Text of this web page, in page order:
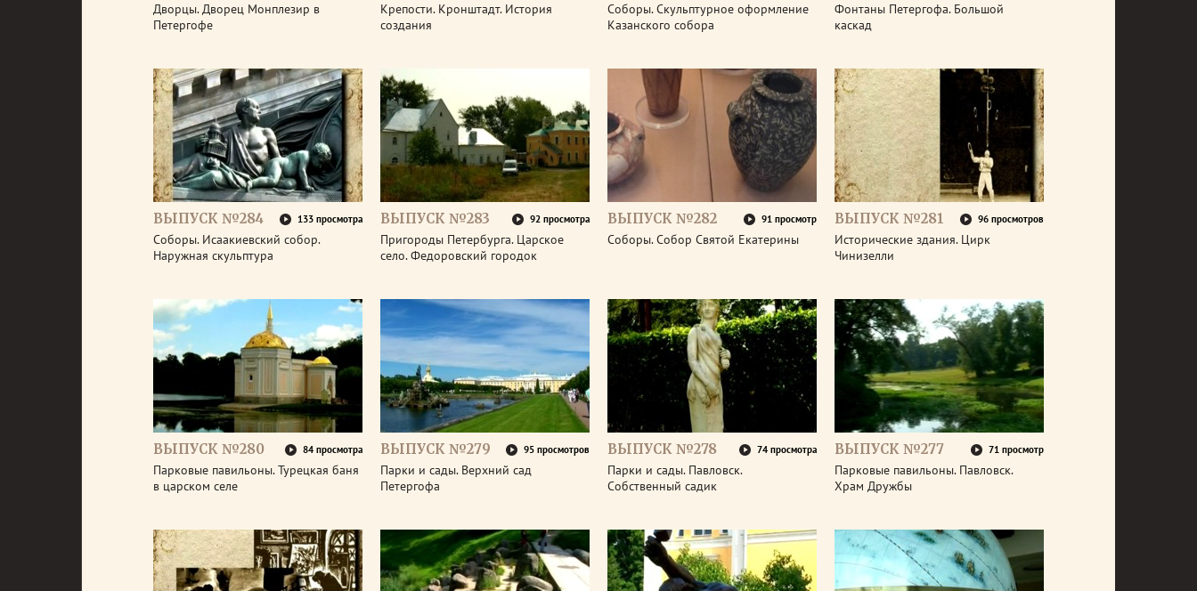
Дворцы. Дворец Монплезир в
Петергофе
Крепости. Кронштадт. История
создания
Соборы. Скульптурное оформление
Казанского собора
Фонтаны Петергофа. Большой
каскад
ВЫПУСК №284 133 просмотра
Соборы. Исаакиевский собор.
Наружная скульптура
ВЫПУСК №283 92 просмотра
Пригороды Петербурга. Царское
село. Федоровский городок
ВЫПУСК №282 91 просмотр
Соборы. Собор Святой Екатерины
ВЫПУСК №281 96 просмотров
Исторические здания. Цирк
Чинизелли
ВЫПУСК №280 84 просмотра
Парковые павильоны. Турецкая баня
в царском селе
ВЫПУСК №279 95 просмотров
Парки и сады. Верхний сад
Петергофа
ВЫПУСК №278 74 просмотра
Парки и сады. Павловск.
Собственный садик
ВЫПУСК №277 71 просмотр
Парковые павильоны. Павловск.
Храм Дружбы